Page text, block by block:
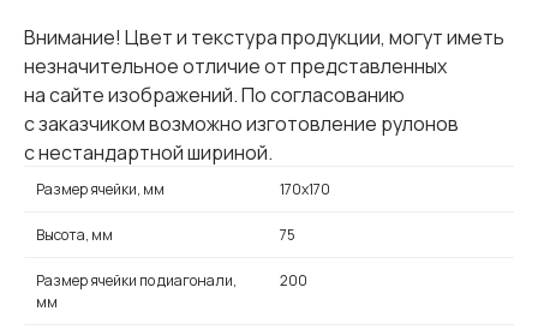
Внимание! Цвет и текстура продукции, могут иметь
незначительное отличие от представленных
на сайте изображений. По согласованию
с заказчиком возможно изготовление рулонов
с нестандартной шириной.
Размер ячейки, мм 170х170
Высота, мм 75
Размер ячейки по диагонали,
мм
200